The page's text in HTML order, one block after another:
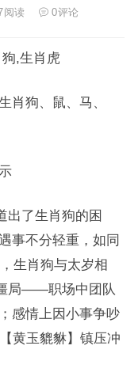
阅读 0评论
,生肖虎
肖狗、鼠、马、
出了生肖狗的困
事不分轻重，如同
生肖狗与太岁相
局——职场中团队
感情上因小事争吵
黄玉貔貅】镇压冲